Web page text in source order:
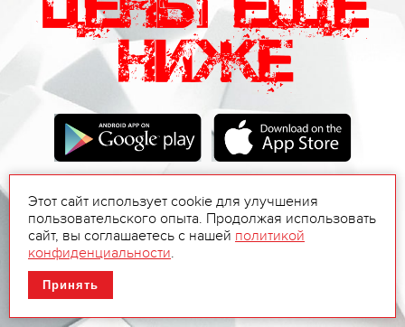
Этот сайт использует cookie для улучшения
пользовательского опыта. Продолжая использовать
сайт, вы соглашаетесь с нашей политикой
конфиденциальности.
Принять